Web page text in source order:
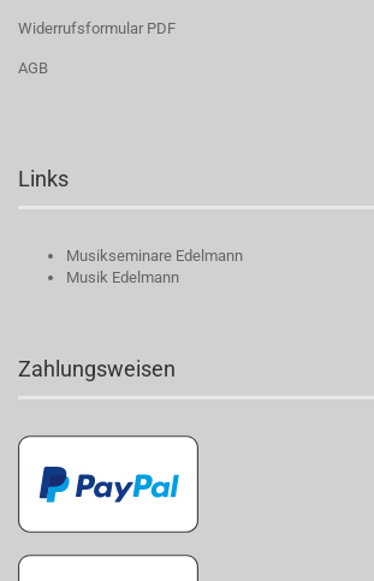
Widerrufsformular PDF
AGB
Links
Musikseminare Edelmann
Musik Edelmann
Zahlungsweisen